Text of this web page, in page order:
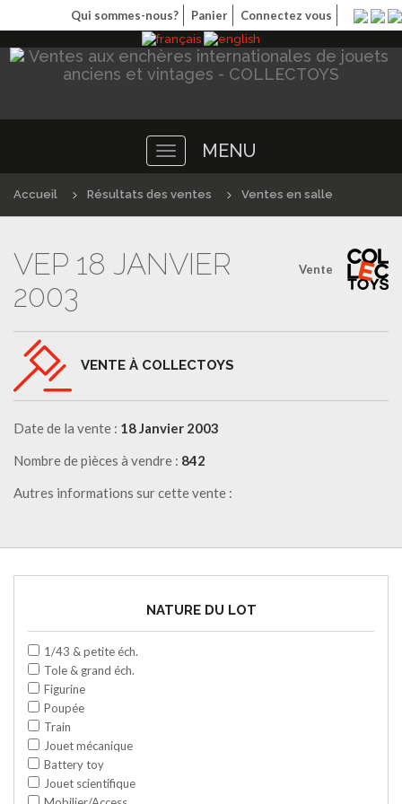
Qui sommes-nous? Panier Connectez vous
Toggle
navigation
MENU
Accueil Résultats des ventes Ventes en salle
Vente
VEP 18 JANVIER
2003
VENTE À COLLECTOYS
Date de la vente : 18 Janvier 2003
Nombre de pièces à vendre : 842
Autres informations sur cette vente :
NATURE DU LOT
1/43 & petite éch.
Tole & grand éch.
Figurine
Poupée
Train
Jouet mécanique
Battery toy
Jouet scientifique